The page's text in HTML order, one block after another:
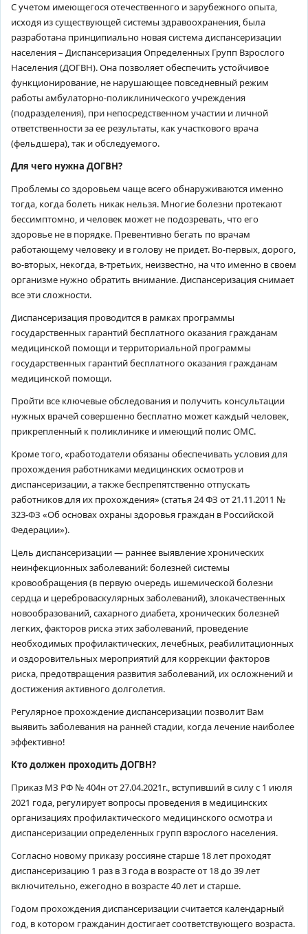
С учетом имеющегося отечественного и зарубежного опыта,
исходя из существующей системы здравоохранения, была
разработана принципиально новая система диспансеризации
населения – Диспансеризация Определенных Групп Взрослого
Населения (ДОГВН). Она позволяет обеспечить устойчивое
функционирование, не нарушающее повседневный режим
работы амбулаторно-поликлинического учреждения
(подразделения), при непосредственном участии и личной
ответственности за ее результаты, как участкового врача
(фельдшера), так и обследуемого.
Для чего нужна ДОГВН?
Проблемы со здоровьем чаще всего обнаруживаются именно
тогда, когда болеть никак нельзя. Многие болезни протекают
бессимптомно, и человек может не подозревать, что его
здоровье не в порядке. Превентивно бегать по врачам
работающему человеку и в голову не придет. Во-первых, дорого,
во-вторых, некогда, в-третьих, неизвестно, на что именно в своем
организме нужно обратить внимание. Диспансеризация снимает
все эти сложности.
Диспансеризация проводится в рамках программы
государственных гарантий бесплатного оказания гражданам
медицинской помощи и территориальной программы
государственных гарантий бесплатного оказания гражданам
медицинской помощи.
Пройти все ключевые обследования и получить консультации
нужных врачей совершенно бесплатно может каждый человек,
прикрепленный к поликлинике и имеющий полис ОМС.
Кроме того, «работодатели обязаны обеспечивать условия для
прохождения работниками медицинских осмотров и
диспансеризации, а также беспрепятственно отпускать
работников для их прохождения» (статья 24 ФЗ от 21.11.2011 №
323-ФЗ «Об основах охраны здоровья граждан в Российской
Федерации»).
Цель диспансеризации — раннее выявление хронических
неинфекционных заболеваний: болезней системы
кровообращения (в первую очередь ишемической болезни
сердца и цереброваскулярных заболеваний), злокачественных
новообразований, сахарного диабета, хронических болезней
легких, факторов риска этих заболеваний, проведение
необходимых профилактических, лечебных, реабилитационных
и оздоровительных мероприятий для коррекции факторов
риска, предотвращения развития заболеваний, их осложнений и
достижения активного долголетия.
Регулярное прохождение диспансеризации позволит Вам
выявить заболевания на ранней стадии, когда лечение наиболее
эффективно!
Кто должен проходить ДОГВН?
Приказ МЗ РФ № 404н от 27.04.2021г., вступивший в силу с 1 июля
2021 года, регулирует вопросы проведения в медицинских
организациях профилактического медицинского осмотра и
диспансеризации определенных групп взрослого населения.
Согласно новому приказу россияне старше 18 лет проходят
диспансеризацию 1 раз в 3 года в возрасте от 18 до 39 лет
включительно, ежегодно в возрасте 40 лет и старше.
Годом прохождения диспансеризации считается календарный
год, в котором гражданин достигает соответствующего возраста.